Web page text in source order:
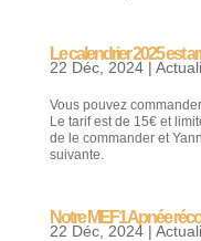
Le calendrier 2025 est
22 Déc, 2024|
Vous pouvez
Le tarif est de 15€ et
de le commander et
suivante.
Notre MEF1 Apnée
22 Déc, 2024|